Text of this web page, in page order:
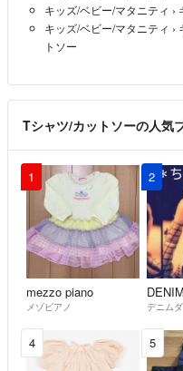
キッズ/ベビー/マタニティ ›
キッズ/ベビー/マタニティ ›
トソー
Tシャツ/カットソーの人気
1
mezzo piano
メゾピアノ
2
デニム
4 5